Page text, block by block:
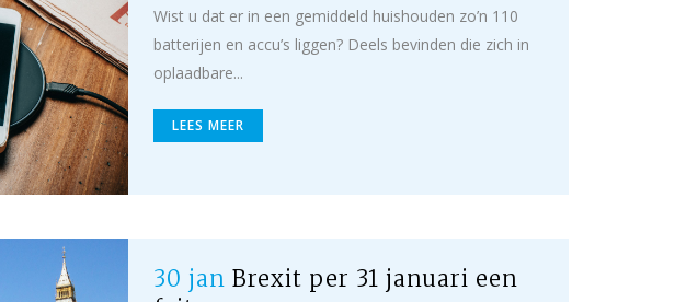
Wist u dat er in een gemiddeld huishouden zo’n 110
batterijen en accu’s liggen? Deels bevinden die zich in
oplaadbare...
LEES MEER
30 jan Brexit per 31 januari een